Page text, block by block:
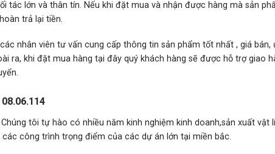
tác lớn và thân tín. Nếu khi đặt mua và nhận được hàng mà sản
trả lại tiền.
nhân viên tư vấn cung cấp thông tin sản phẩm tốt nhất , giá bán,
ra, khi đặt mua hàng tại đây quý khách hàng sẽ được hỗ trợ giao
tôi tự hào có nhiều năm kinh nghiệm kinh doanh,sản xuất vật
các công trình trọng điểm của các dự án lớn tại miền bắc.